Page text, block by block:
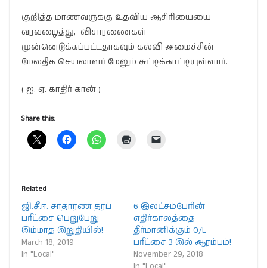
குறித்த மாணவருக்கு உதவிய ஆசிரியையை
வரவழைத்து, விசாரணைகள்
முன்னெடுக்கப்பட்டதாகவும் கல்வி அமைச்சின்
மேலதிக செயலாளர் மேலும் சுட்டிக்காட்டியுள்ளார்.
( ஐ. ஏ. காதிர் கான் )
Share this:
Related
ஜி.சீ.ஈ. சாதாரண தரப்
பரீட்சை பெறுபேறு
இம்மாத இறுதியில்!
March 18, 2019
In "Local"
6 இலட்சம்பேரின்
எதிர்காலத்தை
தீர்மானிக்கும் O/L
பரீட்சை 3 இல் ஆரம்பம்!
November 29, 2018